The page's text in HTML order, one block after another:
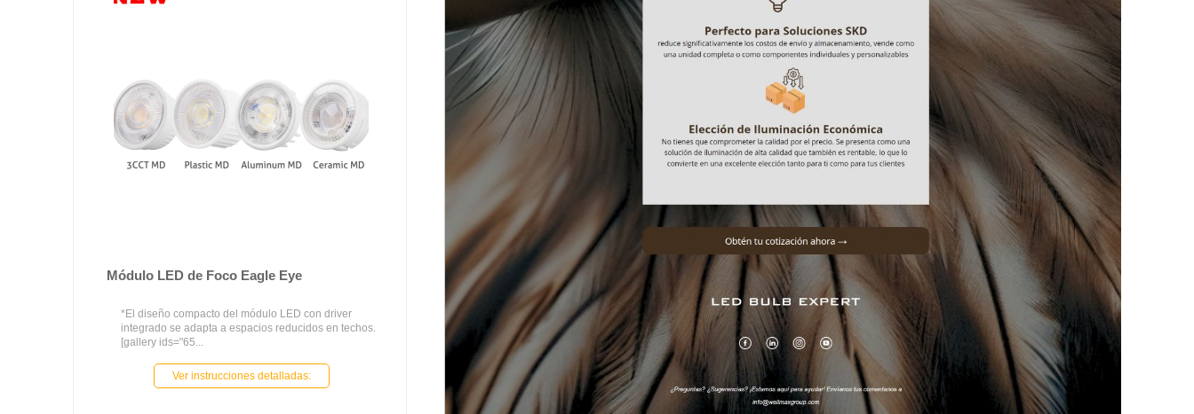
Módulo LED de Foco Eagle Eye
*El diseño compacto del módulo LED con driver
integrado se adapta a espacios reducidos en techos.
[gallery ids="65...
Ver instrucciones detalladas: